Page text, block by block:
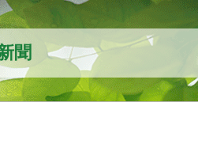
聞